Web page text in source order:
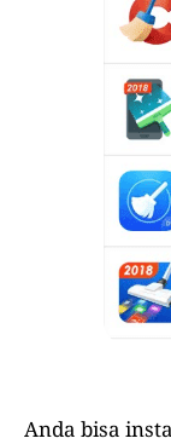
Anda bisa